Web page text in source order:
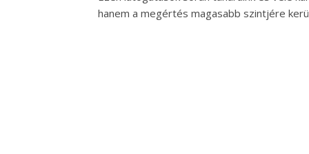
hanem a megértés magasabb szintjére